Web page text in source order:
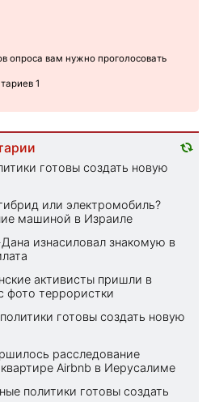
опроса вам нужно проголосовать
1
готовы создать новую
или электромобиль?
машиной в Израиле
изнасиловал знакомую в
активисты пришли в
фото террористки
готовы создать новую
расследование
Airbnb в Иерусалиме
политики готовы создать